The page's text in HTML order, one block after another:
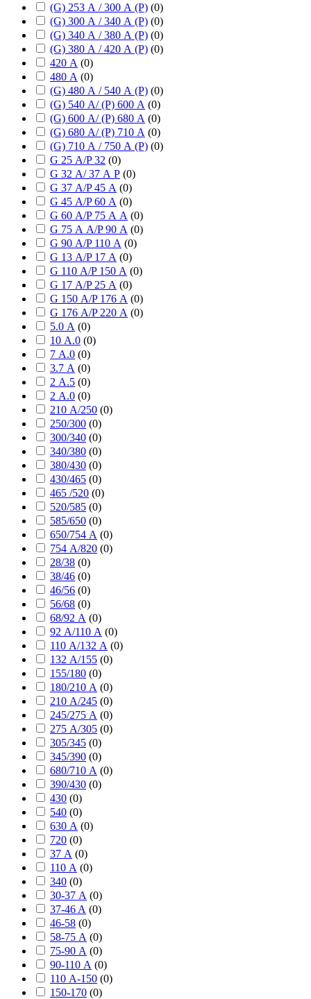
(G) 253 А / 300 А (P) (0)
(G) 300 А / 340 А (P) (0)
(G) 340 А / 380 А (P) (0)
(G) 380 А / 420 А (P) (0)
420 А (0)
480 А (0)
(G) 480 А / 540 А (P) (0)
(G) 540 А/ (P) 600 А (0)
(G) 600 А/ (P) 680 А (0)
(G) 680 А/ (P) 710 А (0)
(G) 710 А / 750 А (P) (0)
G 25 А/P 32 (0)
G 32 А/ 37 А P (0)
G 37 А/P 45 А (0)
G 45 А/P 60 А (0)
G 60 А/P 75 А А (0)
G 75 А А/P 90 А (0)
G 90 А/P 110 А (0)
G 13 А/P 17 А (0)
G 110 А/P 150 А (0)
G 17 А/P 25 А (0)
G 150 А/P 176 А (0)
G 176 А/P 220 А (0)
5.0 А (0)
10 А.0 (0)
7 А.0 (0)
3.7 А (0)
2 А.5 (0)
2 А.0 (0)
210 А/250 (0)
250/300 (0)
300/340 (0)
340/380 (0)
380/430 (0)
430/465 (0)
465 /520 (0)
520/585 (0)
585/650 (0)
650/754 А (0)
754 А/820 (0)
28/38 (0)
38/46 (0)
46/56 (0)
56/68 (0)
68/92 А (0)
92 А/110 А (0)
110 А/132 А (0)
132 А/155 (0)
155/180 (0)
180/210 А (0)
210 А/245 (0)
245/275 А (0)
275 А/305 (0)
305/345 (0)
345/390 (0)
680/710 А (0)
390/430 (0)
430 (0)
540 (0)
630 А (0)
720 (0)
37 А (0)
110 А (0)
340 (0)
30-37 А (0)
37-46 A (0)
46-58 (0)
58-75 А (0)
75-90 А (0)
90-110 А (0)
110 А-150 (0)
150-170 (0)